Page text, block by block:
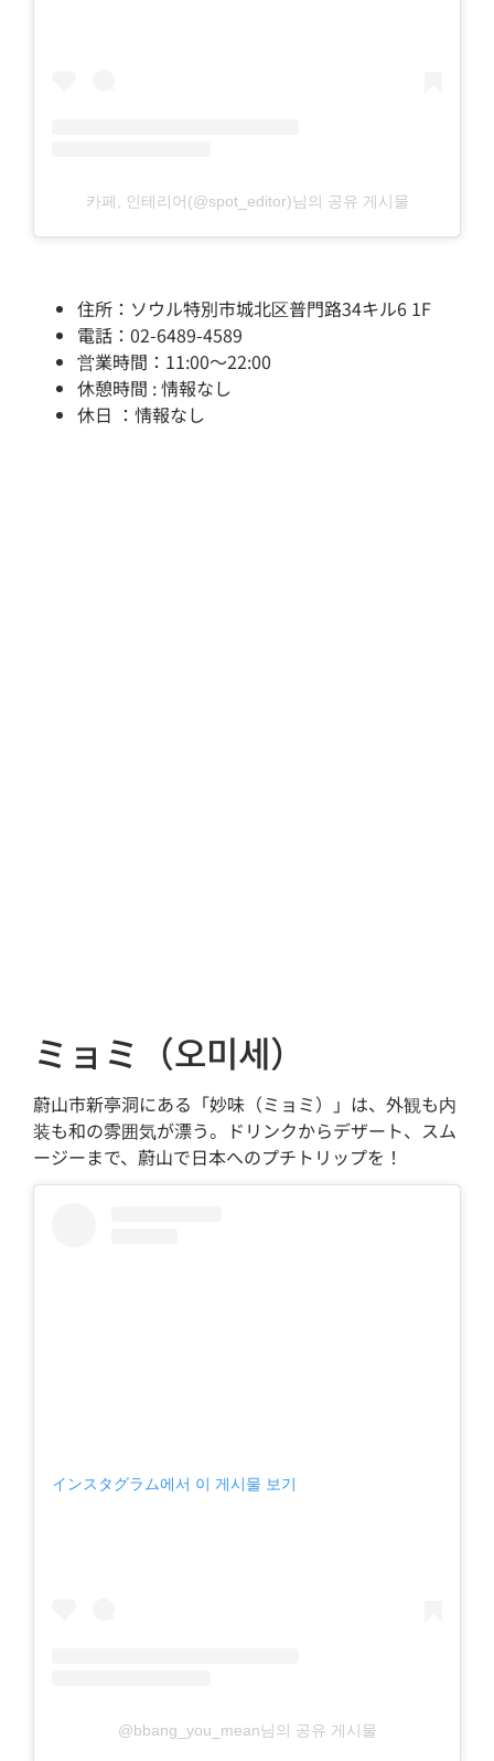
카페, 인테리어(@spot_editor)님의 공유 게시물
住所：ソウル特別市城北区普門路34キル6 1F
電話：02-6489-4589
営業時間：11:00～22:00
休憩時間 : 情報なし
休日 ：情報なし
ミョミ（오미세）
蔚山市新亭洞にある「妙味（ミョミ）」は、外観も内
装も和の雰囲気が漂う。ドリンクからデザート、スム
ージーまで、蔚山で日本へのプチトリップを！
インスタグラム에서 이 게시물 보기
@bbang_you_mean님의 공유 게시물